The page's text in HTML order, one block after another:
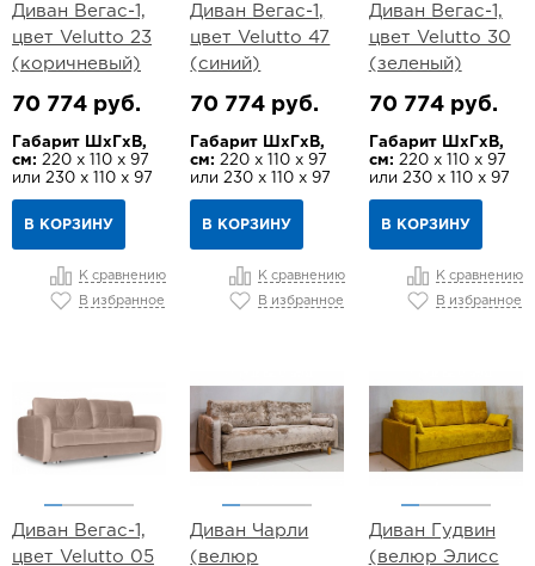
Диван Вегас-1,
цвет Velutto 23
(коричневый)
70 774 руб.
Габарит ШхГхВ,
см: 220 х 110 х 97
или 230 х 110 х 97
В КОРЗИНУ
К сравнению
В избранное
Диван Вегас-1,
цвет Velutto 47
(синий)
70 774 руб.
Габарит ШхГхВ,
см: 220 х 110 х 97
или 230 х 110 х 97
В КОРЗИНУ
К сравнению
В избранное
Диван Вегас-1,
цвет Velutto 30
(зеленый)
70 774 руб.
Габарит ШхГхВ,
см: 220 х 110 х 97
или 230 х 110 х 97
В КОРЗИНУ
К сравнению
В избранное
Диван Вегас-1,
цвет Velutto 05
Диван Чарли
(велюр
Диван Гудвин
(велюр Элисс